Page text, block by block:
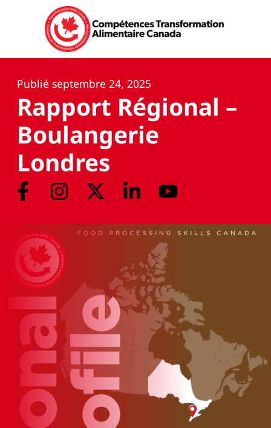
Publié septembre 24, 2025
Rapport Régional –
Boulangerie
Londres